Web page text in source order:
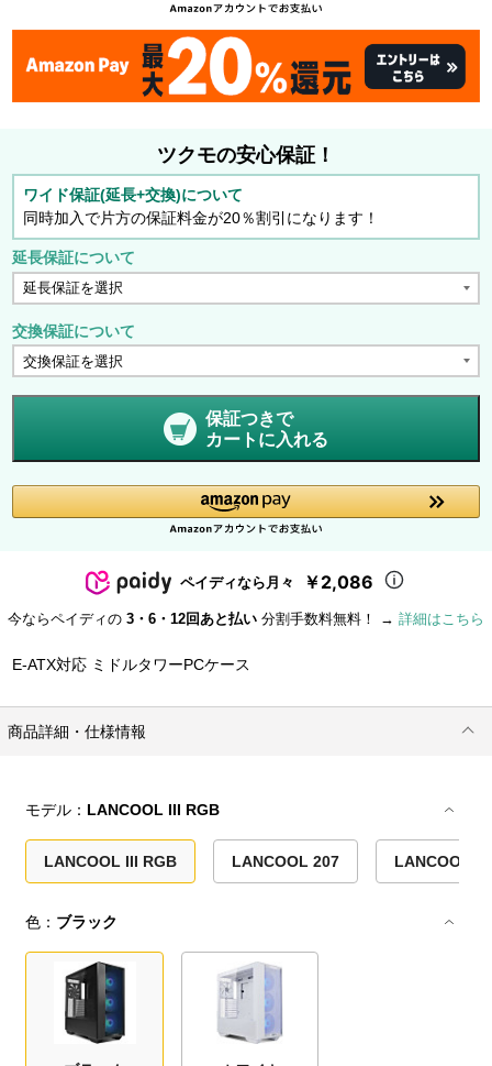
ツクモの安心保証！
ワイド保証(延長+交換)について
同時加入で片方の保証料金が20％割引になります！
延長保証について
交換保証について
保証つきで
カートに入れる
ペイディなら月々 ￥2,086
今ならペイディの 3・6・12回あと払い 分割手数料無料！ → 詳細はこちら
E-ATX対応 ミドルタワーPCケース
商品詳細・仕様情報
モデル： LANCOOL III RGB
LANCOOL III RGB LANCOOL 207 LANCOOL
色： ブラック